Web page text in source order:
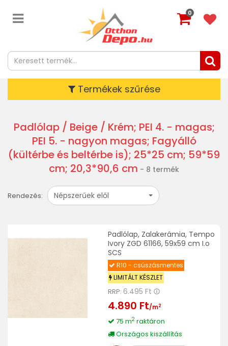
0
Termékek szűrése
Padlólap/ Beige / Krém; PEI 4. - magas;
PEI 5. - nagyon magas; Fagyálló
(kültérbe és beltérbe is); 25*25 cm; 59*59
cm; 20,3*90,6 cm - 8 termék
Rendezés: Népszerűek elől
Padlólap, Zalakerámia, Tempo
Ivory ZGD 61166, 59x59 cm I.o
SCS
R10 - csúszásmentes
LIMITÁLT KÉSZLET
RRP: 6.495 Ft
4.890 Ft/m2
75 m2raktáron
Országos kiszállítás